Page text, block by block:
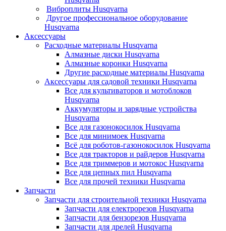
Виброплиты Husqvarna
Другое профессиональное оборудование
Husqvarna
Аксессуары
Расходные материалы Husqvarna
Алмазные диски Husqvarna
Алмазные коронки Husqvarna
Другие расходные материалы Husqvarna
Аксессуары для садовой техники Husqvarna
Все для культиваторов и мотоблоков
Husqvarna
Аккумуляторы и зарядные устройства
Husqvarna
Все для газонокосилок Husqvarna
Все для минимоек Husqvarna
Всё для роботов-газонокосилок Husqvarna
Все для тракторов и райдеров Husqvarna
Все для триммеров и мотокос Husqvarna
Все для цепных пил Husqvarna
Все для прочей техники Husqvarna
Запчасти
Запчасти для строительной техники Husqvarna
Запчасти для електрорезов Husqvarna
Запчасти для бензорезов Husqvarna
Запчасти для дрелей Husqvarna